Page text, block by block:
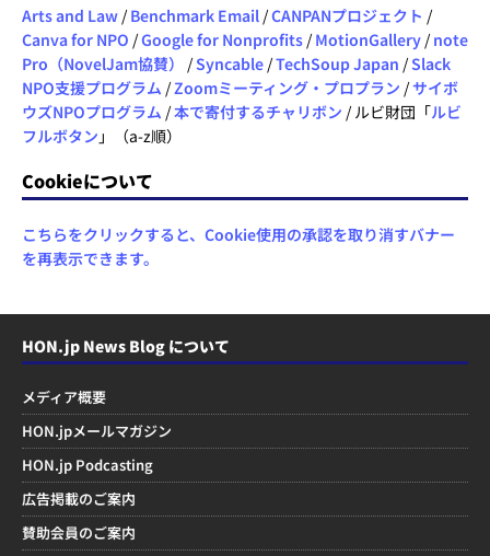
Arts and Law / Benchmark Email /CANPANプロジェクト /
Canva for NPO /Google for Nonprofits / MotionGallery / note
Pro（NovelJam協賛）
/Syncable /TechSoup Japan /Slack
NPO支援プログラム /Zoomミーティング・プロプラン /サイボ
ウズNPOプログラム /本で寄付するチャリボン / ルビ財団「ルビ
フルボタン 」（a-z順）
Cookieについて
こちらをクリックすると、Cookie使用の承認を取り消すバナー
を再表示できます。
HON.jp News Blog について
メディア概要
HON.jpメールマガジン
HON.jp Podcasting
広告掲載のご案内
賛助会員のご案内